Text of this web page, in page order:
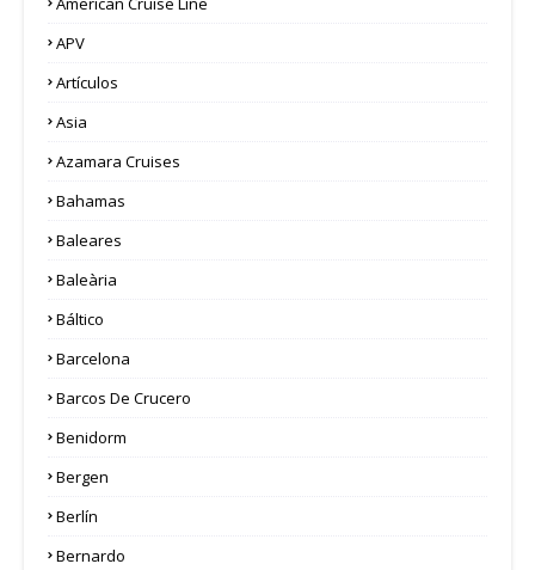
APV
Artículos
Asia
Azamara Cruises
Bahamas
Baleares
Baleària
Báltico
Barcelona
Barcos De Crucero
Benidorm
Bergen
Berlín
Bernardo